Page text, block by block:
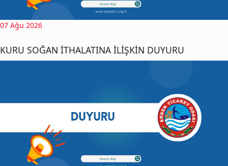
07 Ağu 2026
KURU SOĞAN İTHALATINA İLİŞKİN DUYURU